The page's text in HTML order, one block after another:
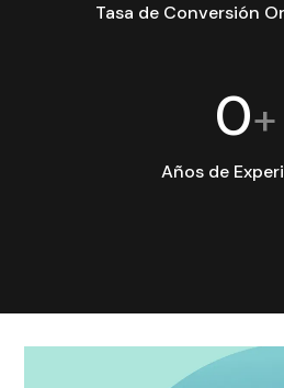
Tasa de Conversión
0+
Años de